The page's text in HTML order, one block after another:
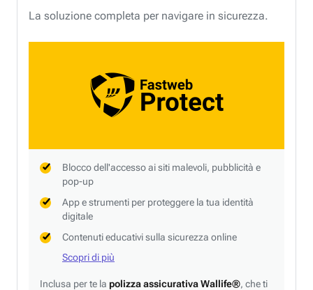
La soluzione completa per navigare in sicurezza.
Blocco dell'accesso ai siti malevoli, pubblicità e
pop-up
App e strumenti per proteggere la tua identità
digitale
Contenuti educativi sulla sicurezza online
Scopri di più
Inclusa per te la polizza assicurativa Wallife®, che ti